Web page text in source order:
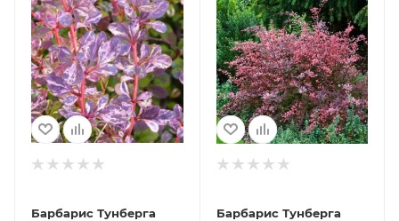
Барбарис Тунберга
Барбарис Тунберга